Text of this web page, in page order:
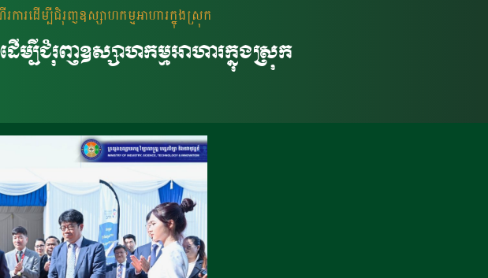
រការដើម្បីជំរុញឧស្សាហកម្មអាហារក្នុងស្រុក
ដើម្បីជំរុញឧស្សាហកម្មអាហារក្នុងស្រុក